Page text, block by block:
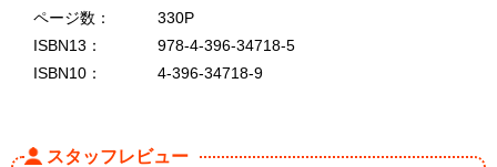
ページ数：
330P
ISBN13：
978-4-396-34718-5
ISBN10：
4-396-34718-9
スタッフレビュー